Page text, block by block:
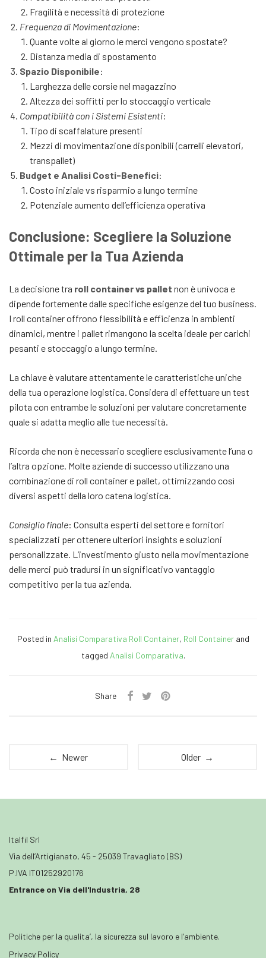
Fragilità e necessità di protezione
Frequenza di Movimentazione:
Quante volte al giorno le merci vengono spostate?
Distanza media di spostamento
Spazio Disponibile:
Larghezza delle corsie nel magazzino
Altezza dei soffitti per lo stoccaggio verticale
Compatibilità con i Sistemi Esistenti:
Tipo di scaffalature presenti
Mezzi di movimentazione disponibili (carrelli elevatori,
transpallet)
Budget e Analisi Costi-Benefici:
Costo iniziale vs risparmio a lungo termine
Potenziale aumento dell’efficienza operativa
Conclusione: Scegliere la Soluzione
Ottimale per la Tua Azienda
La decisione tra roll container vs pallet non è univoca e
dipende fortemente dalle specifiche esigenze del tuo business.
I roll container offrono flessibilità e efficienza in ambienti
dinamici, mentre i pallet rimangono la scelta ideale per carichi
pesanti e stoccaggio a lungo termine.
La chiave è valutare attentamente le caratteristiche uniche
della tua operazione logistica. Considera di effettuare un test
pilota con entrambe le soluzioni per valutare concretamente
quale si adatta meglio alle tue necessità.
Ricorda che non è necessario scegliere esclusivamente l’una o
l’altra opzione. Molte aziende di successo utilizzano una
combinazione di roll container e pallet, ottimizzando così
diversi aspetti della loro catena logistica.
Consiglio finale: Consulta esperti del settore e fornitori
specializzati per ottenere ulteriori insights e soluzioni
personalizzate. L’investimento giusto nella movimentazione
delle merci può tradursi in un significativo vantaggio
competitivo per la tua azienda.
Posted in Analisi Comparativa Roll Container, Roll Containerand
tagged Analisi Comparativa.
Share
← Newer Older →
Italfil Srl
Via dell’Artigianato, 45 - 25039 Travagliato (BS)
P.IVA IT01252920176
Entrance on Via dell'Industria, 28
Politiche per la qualita’, la sicurezza sul lavoro e l’ambiente.
Privacy Policy